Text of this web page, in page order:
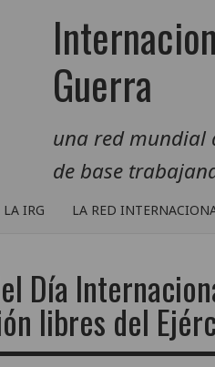
Guerra
una red mundial
de base
LA IRG LA RED
Día
libres del